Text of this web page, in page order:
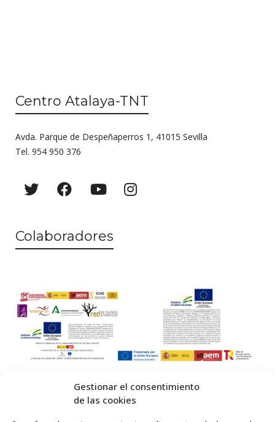
Gestionar el consentimiento
de las cookies
Centro Atalaya-TNT
Avda. Parque de Despeñaperros 1, 41015 Sevilla
Tel. 954 950 376
Colaboradores